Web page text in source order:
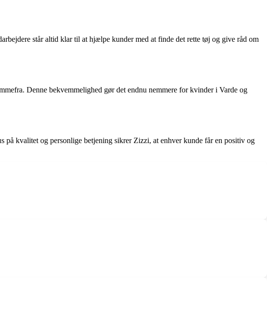
står altid klar til at hjælpe kunder med at finde det rette tøj og give råd om
Denne bekvemmelighed gør det endnu nemmere for kvinder i Varde og
kvalitet og personlige betjening sikrer Zizzi, at enhver kunde får en positiv og